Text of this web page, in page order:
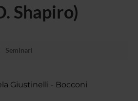
Shapiro)
Seminari
Giustinelli - Bocconi